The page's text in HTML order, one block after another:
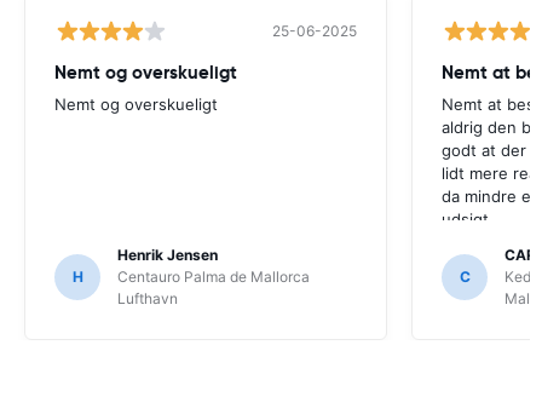
25-06-2025
Nemt og overskueligt
Nemt og overskueligt
H
Henrik Jensen
Centauro Palma de Mallorca
Lufthavn
Nemt at
Nemt at
aldrig den
godt at der
lidt mere
da mindre
udsigt.
C